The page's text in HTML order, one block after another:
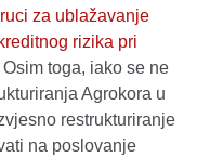
za ublažavanje
rizika pri
Osim toga, iako se ne
Agrokora u
restrukturiranje
na poslovanje